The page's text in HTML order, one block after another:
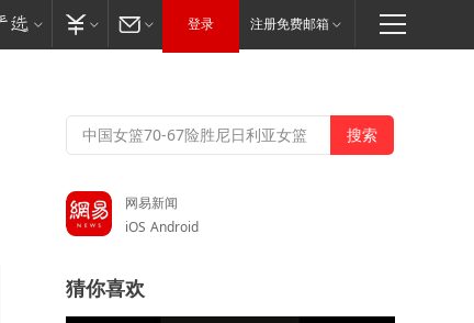
登录 注册免费邮箱
网易新闻
iOS Android
猜你喜欢